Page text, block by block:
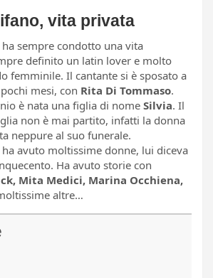
vita privata
ha sempre condotto una vita
definito un latin lover e molto
femminile. Il cantante si è sposato a
mesi, con Rita Di Tommaso.
è nata una figlia di nome Silvia. Il
non è mai partito, infatti la donna
neppure al suo funerale.
ha avuto moltissime donne, lui diceva
Ha avuto storie con
Mita Medici, Marina Occhiena,
altre…